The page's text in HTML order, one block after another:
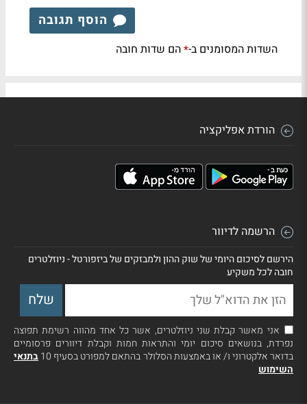
הוסף תגובה
השדות המסומנים ב-*הם שדות חובה
הורדת אפליקציה
הרשמה לדיוור
הירשם לסיכום היומי של שוק ההון ולמבזקים של ביזפורטל - ניוזלטרים
חובה לכל משקיע
אני מאשר קבלת שני ניוזלטרים, אשר כל אחד מהווה רשימת תפוצה
נפרדת, בנושאים סיכום יומי והתראות חמות וקבלת דיוורים פרסומיים
בדואר אלקטרוני ו/ או באמצעות הסלולר בהתאם למפורט בסעיף 10
בתנאי
השימוש